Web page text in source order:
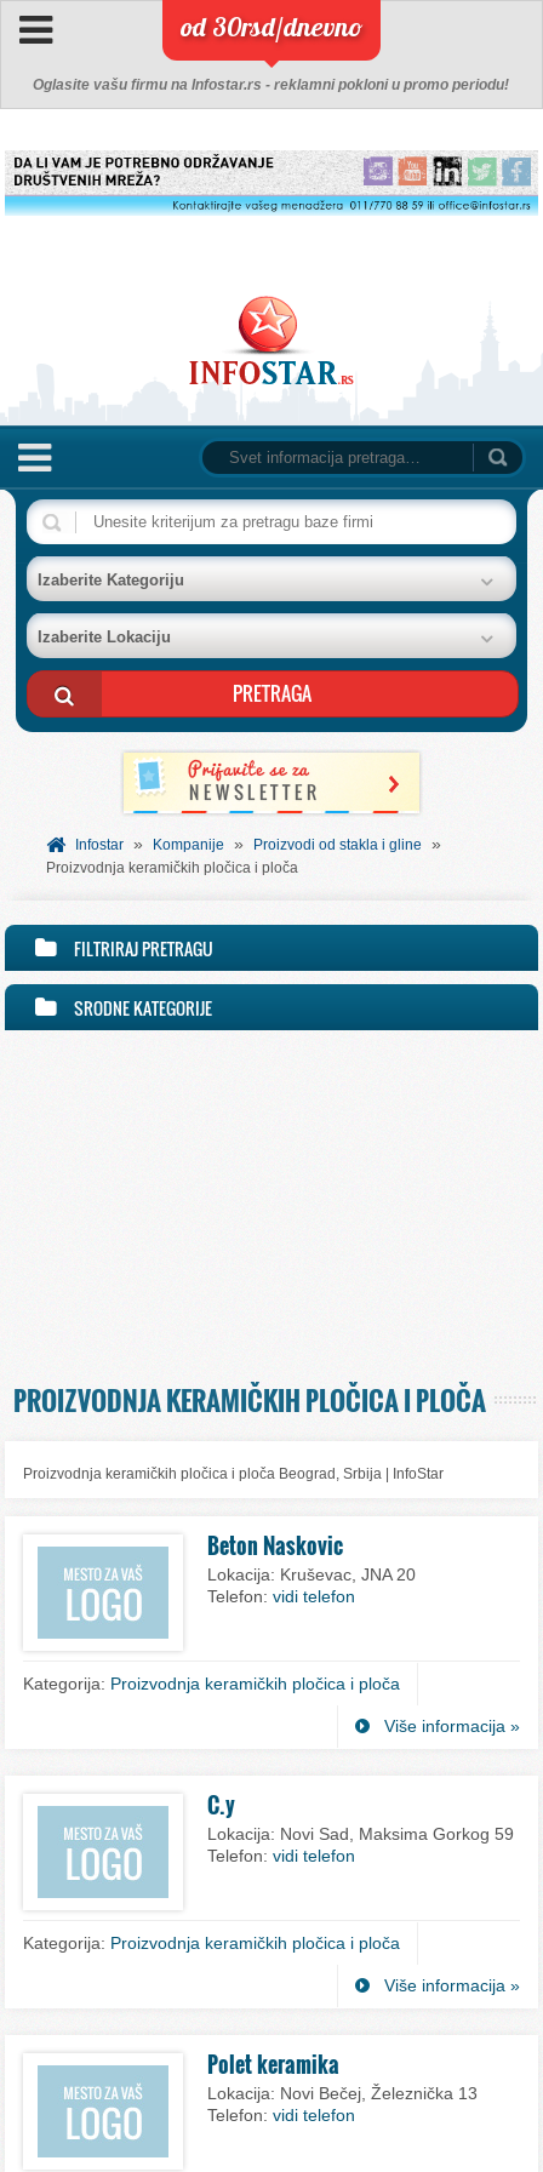
od 30rsd/dnevno
Oglasite vašu firmu na Infostar.rs - reklamni pokloni u promo periodu!
NASLOVNA
BAZA FIRMI
POSLOVNI OGLASI
AKCIJE I KATALOZI
BESPLATNI VAUČERI
SVET INFORMACIJA
Izaberite Kategoriju
Izaberite Lokaciju
Infostar » Kompanije » Proizvodi od stakla i gline »
Proizvodnja keramičkih pločica i ploča
FILTRIRAJ PRETRAGU
SRODNE KATEGORIJE
PROIZVODNJA KERAMIČKIH PLOČICA I PLOČA
Proizvodnja keramičkih pločica i ploča Beograd, Srbija | InfoStar
Beton Naskovic
Lokacija: Kruševac, JNA 20
Telefon:vidi telefon
Kategorija: Proizvodnja keramičkih pločica i ploča
Više informacija »
C.y
Lokacija: Novi Sad, Maksima Gorkog 59
Telefon:vidi telefon
Kategorija: Proizvodnja keramičkih pločica i ploča
Više informacija »
Polet keramika
Lokacija: Novi Bečej, Železnička 13
Telefon:vidi telefon